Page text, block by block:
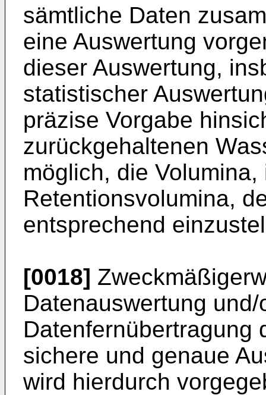
sämtliche Daten
eine Auswertung
dieser Auswertung,
statistischer
präzise Vorgabe
zurückgehaltenen
möglich, die
Retentionsvolumina,
entsprechend
[0018]
Datenauswertung
Datenfernübertragung
sichere und genaue
wird hierdurch